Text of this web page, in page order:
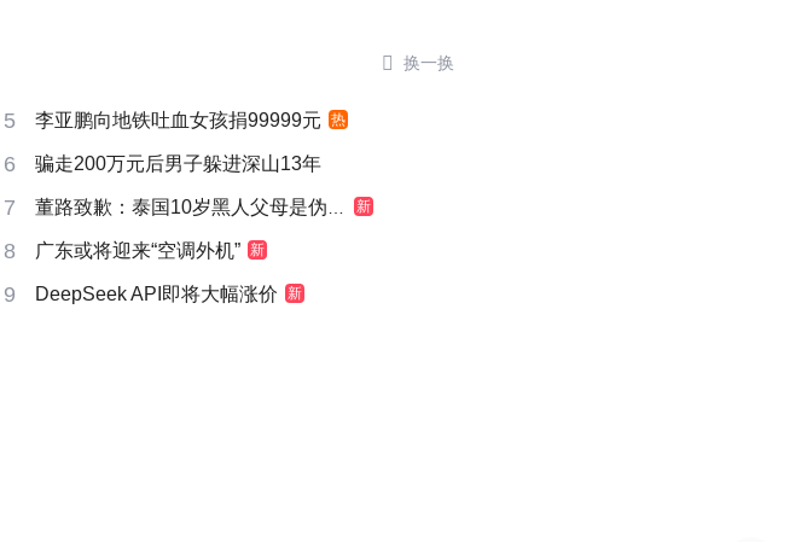
 换一换
5 李亚鹏向地铁吐血女孩捐99999元 热
6 骗走200万元后男子躲进深山13年
7 董路致歉：泰国10岁黑人父母是伪造的 新
8 广东或将迎来“空调外机” 新
9 DeepSeek API即将大幅涨价 新